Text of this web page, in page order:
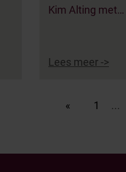
Kim Alting met…
Lees meer ->
« 1 ...